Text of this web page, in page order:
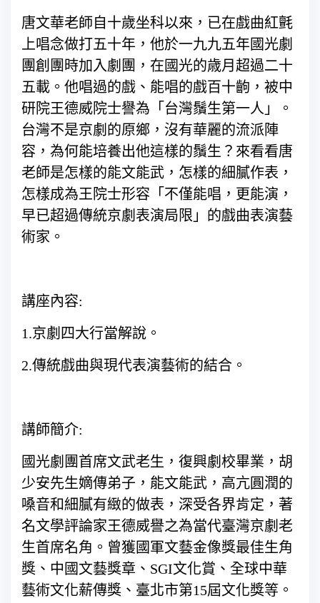
唐文華老師自十歲坐科以來，已在戲曲紅氈
上唱念做打五十年，他於一九九五年國光劇
團創團時加入劇團，在國光的歳月超過二十
五載。他唱過的戲、能唱的戲百十齣，被中
研院王德威院士譽為「台灣鬚生第一人」。
台灣不是京劇的原鄉，沒有華麗的流派陣
容，為何能培養出他這樣的鬚生？來看看唐
老師是怎樣的能文能武，怎樣的細膩作表，
怎樣成為王院士形容「不僅能唱，更能演，
早已超過傳統京劇表演局限」的戲曲表演藝
術家。
講座內容:
1.京劇四大行當解說。
2.傳統戲曲與現代表演藝術的結合。
講師簡介:
國光劇團首席文武老生，復興劇校畢業，胡
少安先生嫡傳弟子，能文能武，高亢圓潤的
嗓音和細膩有緻的做表，深受各界肯定，著
名文學評論家王德威譽之為當代臺灣京劇老
生首席名角。曾獲國軍文藝金像獎最佳生角
獎、中國文藝獎章、SGI文化賞、全球中華
藝術文化薪傳獎、臺北市第15屆文化獎等。